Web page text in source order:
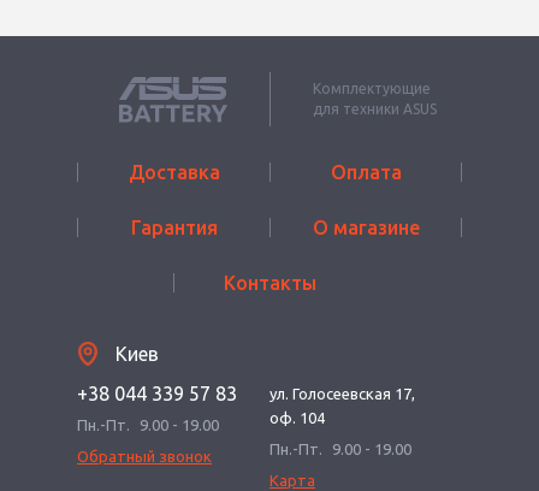
Комплектующие
для техники ASUS
Доставка Оплата
Гарантия О магазине
Контакты
Киев
+38 044 339 57 83
Пн.-Пт.
9.00 - 19.00
Обратный звонок
ул. Голосеевская 17,
оф. 104
Пн.-Пт.
9.00 - 19.00
Карта